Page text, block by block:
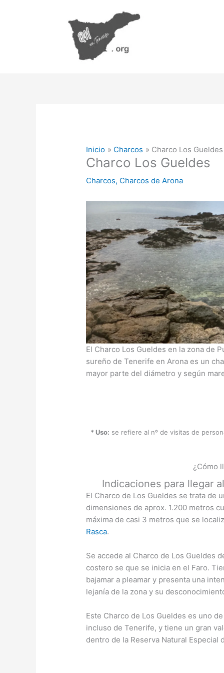
Inicio Charcos Charco Los Gueldes
Charco Los Gueldes
Charcos, Charcos de Arona
El Charco Los Gueldes en la zona de
sureño de Tenerife en Arona es un
mayor parte del diámetro y según
* Uso: se refiere al nº de visitas de
¿Cómo
Indicaciones para llegar
El Charco de Los Gueldes se trata de
dimensiones de aprox. 1.200 metros
máxima de casi 3 metros que se
Rasca.
Se accede al Charco de Los Gueldes
costero se que se inicia en el Faro.
bajamar a pleamar y presenta una
lejanía de la zona y su
Este Charco de Los Gueldes es uno
incluso de Tenerife, y tiene un gran
dentro de la Reserva Natural Especial